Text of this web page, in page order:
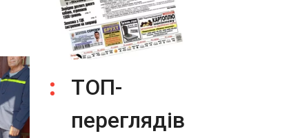
ТОП-
переглядів